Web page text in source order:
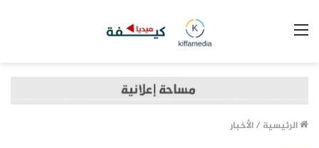
الرئيسية /الأخبار